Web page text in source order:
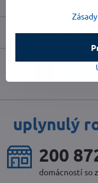
Informácie o
uplynulý
220
domácností so